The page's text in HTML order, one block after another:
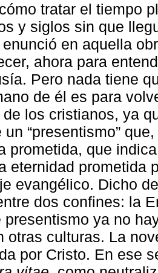
tratar el tiempo
y siglos sin que
enunció en aquella
ahora para
Pero nada tiene
de él es para
de los cristianos, ya
un “presentismo”
prometida, que
eternidad prometida
evangélico. Dicho
dos confines: la
presentismo ya no
otras culturas. La
por Cristo. En ese